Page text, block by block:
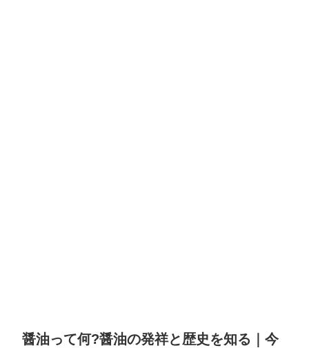
醤油って何?醤油の発祥と歴史を知る｜今